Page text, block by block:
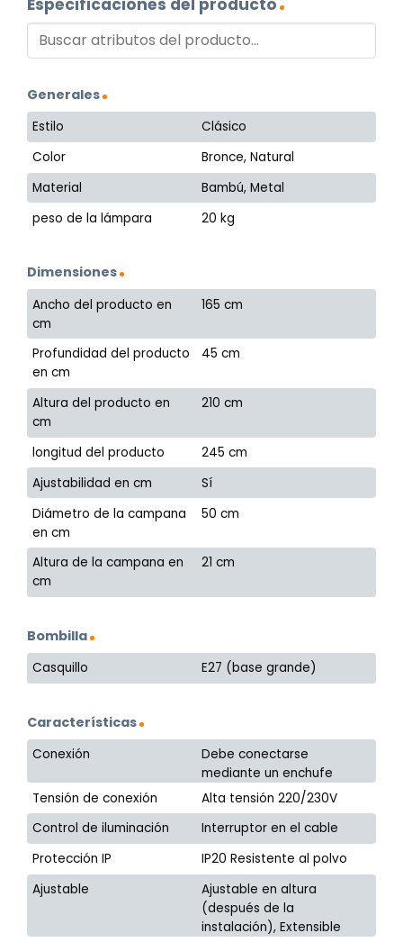
Especificaciones del producto
Generales
Estilo
Clásico
Color
Bronce, Natural
Material
Bambú, Metal
peso de la lámpara
20 kg
Dimensiones
Ancho del producto en
cm
165 cm
Profundidad del producto
en cm
45 cm
Altura del producto en
cm
210 cm
longitud del producto
245 cm
Ajustabilidad en cm
Sí
Diámetro de la campana
en cm
50 cm
Altura de la campana en
cm
21 cm
Bombilla
Casquillo E27 (base grande)
Características
Conexión
Debe conectarse
mediante un enchufe
Tensión de conexión
Alta tensión 220/230V
Control de iluminación
Interruptor en el cable
Protección IP
IP20 Resistente al polvo
Ajustable
Ajustable en altura
(después de la
instalación), Extensible